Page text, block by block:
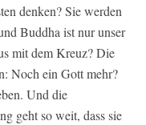
denken? Sie werden
Buddha ist nur unser
mit dem Kreuz? Die
Noch ein Gott mehr?
Und die
geht so weit, dass sie